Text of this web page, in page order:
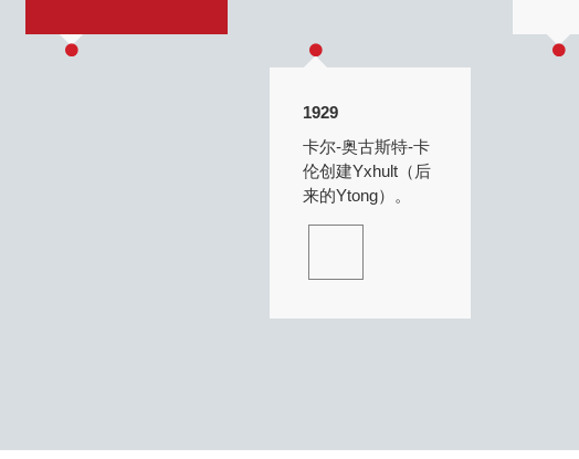
1929
卡尔-奥古斯特-卡
伦创建Yxhult（后
来的Ytong）。